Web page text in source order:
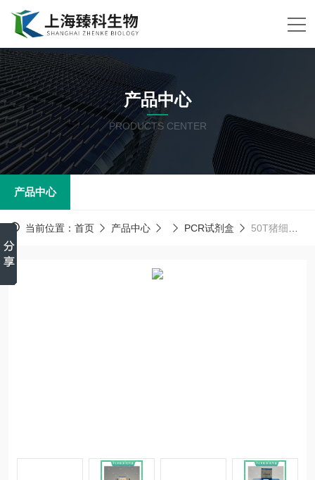
产品中心
PRODUCTS CENTER
产品中心
当前位置： 首页 产品中心 PCR试剂盒 50T猪细小病毒(PPV)PCR试剂盒